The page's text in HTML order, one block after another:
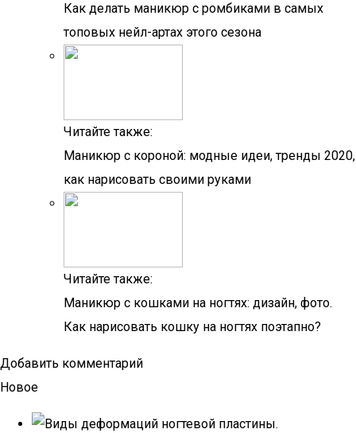
Как делать маникюр с ромбиками в самых
топовых нейл-артах этого сезона
Читайте также:
Маникюр с короной: модные идеи, тренды 2020,
как нарисовать своими руками
Читайте также:
Маникюр с кошками на ногтях: дизайн, фото.
Как нарисовать кошку на ногтях поэтапно?
Добавить комментарий
Новое